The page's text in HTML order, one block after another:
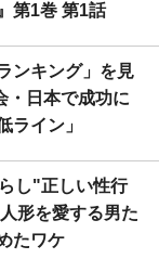
第1巻 第1話
ンキング」を見
・日本で成功に
ライン」
し"正しい性行
形を愛する男た
たワケ